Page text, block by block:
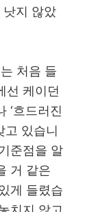
낫지 않았
는 처음 들
선 케이던
‘흐드러진
고 있습니
준점을 알
거 같은
게 들렸습